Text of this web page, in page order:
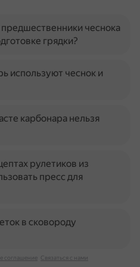
чеснока
грядки?
используют чеснок и
карбонара нельзя
рулетиков из
пресс для
в сковороду
соглашение Связаться с нами